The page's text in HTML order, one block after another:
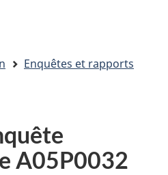
Enquêtes et rapports
A05P0032